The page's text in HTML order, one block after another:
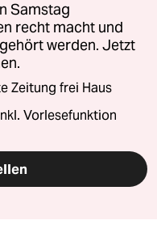
Samstag
recht macht und
werden. Jetzt
Zeitung frei Haus
Vorlesefunktion